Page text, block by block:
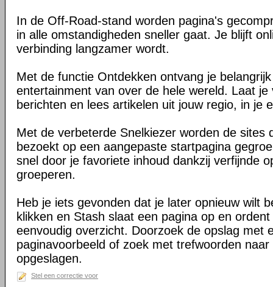
In de Off-Road-stand worden pagina's
in alle omstandigheden sneller gaat. Je blijft
verbinding langzamer wordt.
Met de functie Ontdekken ontvang je
entertainment van over de hele wereld. Laat je
berichten en lees artikelen uit jouw regio, in je
Met de verbeterde Snelkiezer worden de sites
bezoekt op een aangepaste startpagina
snel door je favoriete inhoud dankzij verfijnde
groeperen.
Heb je iets gevonden dat je later opnieuw wilt
klikken en Stash slaat een pagina op en ordent
eenvoudig overzicht. Doorzoek de opslag met
paginavoorbeeld of zoek met trefwoorden
opgeslagen.
Stel een correctie voor